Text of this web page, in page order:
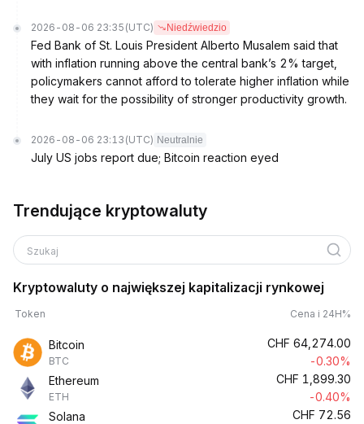
2026-08-06 23:35 (UTC) Niedźwiedzio
Fed Bank of St. Louis President Alberto Musalem said that
with inflation running above the central bank’s 2% target,
policymakers cannot afford to tolerate higher inflation while
they wait for the possibility of stronger productivity growth.
2026-08-06 23:13 (UTC) Neutralnie
July US jobs report due; Bitcoin reaction eyed
Trendujące kryptowaluty
Szukaj
Kryptowaluty o największej kapitalizacji rynkowej
Token Cena i 24H%
Bitcoin
BTC
CHF 64,274.00
-0.30%
Ethereum
ETH
CHF 1,899.30
-0.40%
Solana
CHF 72.56